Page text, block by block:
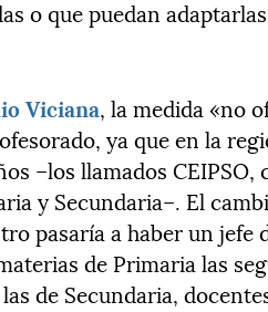
o que puedan
Viciana, la medida «no
ya que en la
–los llamados
y Secundaria–. El
pasaría a haber un jefe
de Primaria las
de Secundaria,